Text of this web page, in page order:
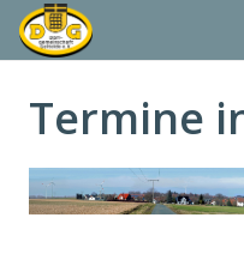
Aktivitäten
Termine